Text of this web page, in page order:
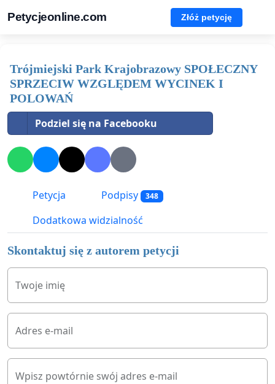
Petycjeonline.com Złóż petycję
Trójmiejski Park Krajobrazowy SPOŁECZNY
SPRZECIW WZGLĘDEM WYCINEK I
POLOWAŃ
Podziel się na Facebooku
Petycja Podpisy 348
Dodatkowa widzialność
Skontaktuj się z autorem petycji
Twoje imię
Adres e-mail
Wpisz powtórnie swój adres e-mail